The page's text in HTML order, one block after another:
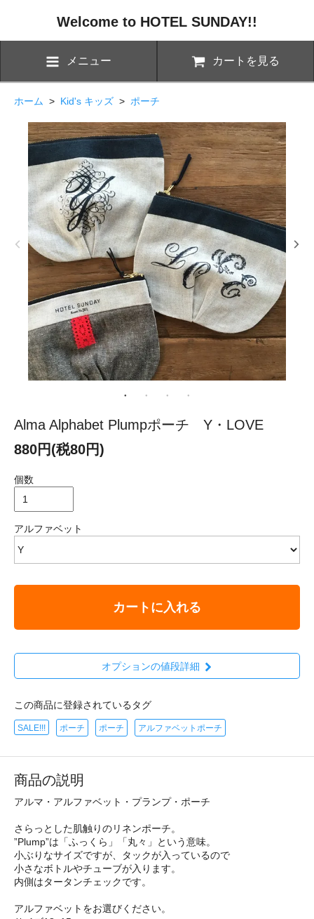
Welcome to HOTEL SUNDAY!!
メニュー カートを見る
ホーム > Kid's キッズ > ポーチ
Alma Alphabet Plumpポーチ Y・LOVE
880円(税80円)
個数
アルファベット
カートに入れる
オプションの値段詳細
この商品に登録されているタグ
SALE!!! ポーチ ポーチ アルファベットポーチ
商品の説明
アルマ・アルファベット・プランプ・ポーチ
さらっとした肌触りのリネンポーチ。
”Plump”は「ふっくら」「丸々」という意味。
小ぶりなサイズですが、タックが入っているので
小さなボトルやチューブが入ります。
内側はタータンチェックです。
アルファベットをお選びください。